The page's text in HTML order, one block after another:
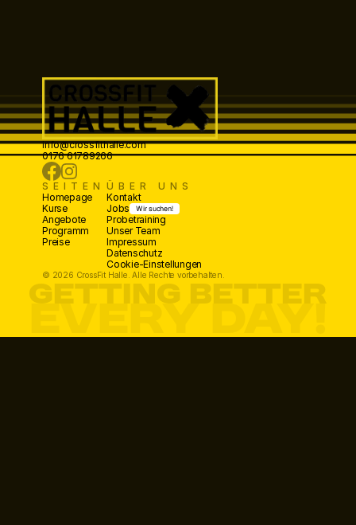
info@crossfithalle.com
0176 61789266
SEITEN
Homepage
Kurse
Angebote
Programm
Preise
ÜBER UNS
Kontakt
Jobs
Wir suchen!
Probetraining
Unser Team
Impressum
Datenschutz
Cookie-Einstellungen
© 2026 CrossFit Halle. Alle Rechte vorbehalten.
GETTING BETTER